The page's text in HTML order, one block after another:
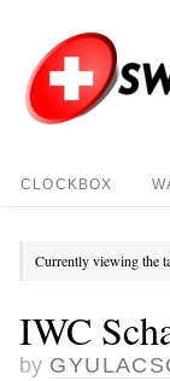
CLOCKBOX
Currently viewing the
IWC
by